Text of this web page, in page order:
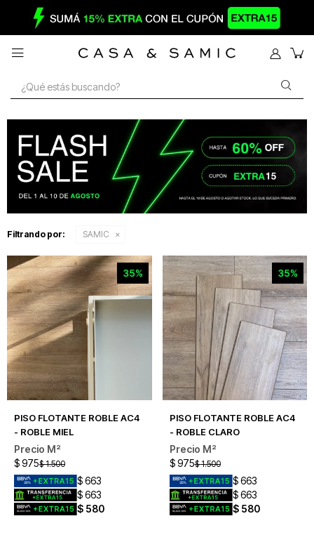

Filtrando por: SAMIC
PISO FLOTANTE ROBLE AC4
- ROBLE MIEL
$975$ 1.500
$663
$663
$ 580
PISO FLOTANTE ROBLE AC4
- ROBLE CLARO
$ 975$ 1.500
$ 663
$ 663
$ 580